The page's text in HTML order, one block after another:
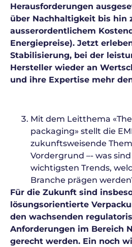
Herausforderungen
über Nachhaltigkeit bis hin
ausserordentlichem
Energiepreise). Jetzt
Stabilisierung, bei der
Hersteller wieder an
und ihre Expertise mehr
Mit dem Leitthema
packaging» stellt die
zukunftsweisende
Vordergrund –- was
wichtigsten Trends,
Branche prägen
Für die Zukunft sind
lösungsorientierte
den wachsenden
Anforderungen im Bereich
gerecht werden. Ein noch